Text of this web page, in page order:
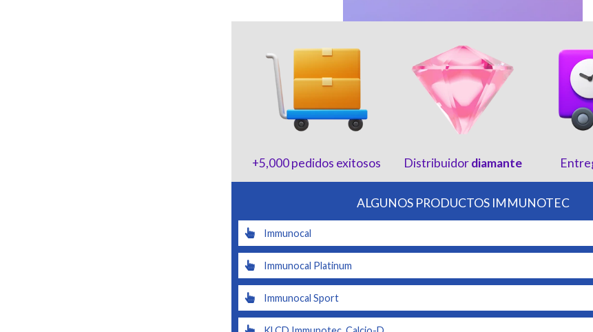
+5,000pedidos exitosos Distribuidordiamante
ALGUNOS PRODUCTOS IMMUNOTEC
Immunocal
Immunocal Platinum
Immunocal Sport